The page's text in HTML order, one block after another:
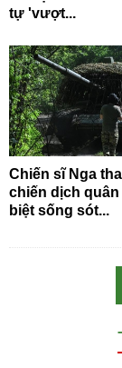
tự 'vượt...
Chiến sĩ Nga
chiến dịch
biệt sống sót...